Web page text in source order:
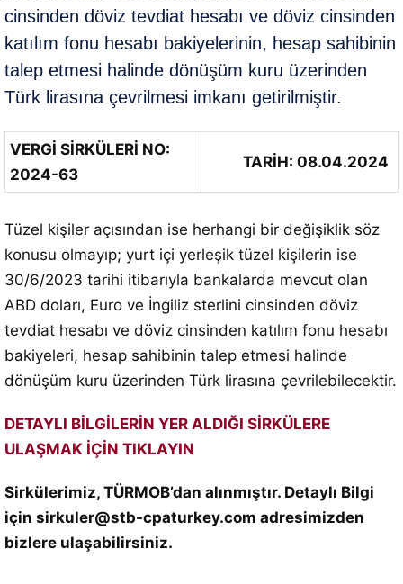
cinsinden döviz tevdiat hesabı ve döviz cinsinden
katılım fonu hesabı bakiyelerinin, hesap sahibinin
talep etmesi halinde dönüşüm kuru üzerinden
Türk lirasına çevrilmesi imkanı getirilmiştir.
VERGİ SİRKÜLERİ NO:
2024-63
TARİH: 08.04.2024
Tüzel kişiler açısından ise herhangi bir değişiklik söz
konusu olmayıp; yurt içi yerleşik tüzel kişilerin ise
30/6/2023 tarihi itibarıyla bankalarda mevcut olan
ABD doları, Euro ve İngiliz sterlini cinsinden döviz
tevdiat hesabı ve döviz cinsinden katılım fonu hesabı
bakiyeleri, hesap sahibinin talep etmesi halinde
dönüşüm kuru üzerinden Türk lirasına çevrilebilecektir.
DETAYLI BİLGİLERİN YER ALDIĞI SİRKÜLERE
ULAŞMAK İÇİN TIKLAYIN
Sirkülerimiz, TÜRMOB’dan alınmıştır. Detaylı Bilgi
için sirkuler@stb-cpaturkey.com adresimizden
bizlere ulaşabilirsiniz.